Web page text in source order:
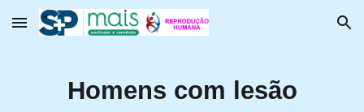
Skip to main content Skip to navigation
Homens com lesão